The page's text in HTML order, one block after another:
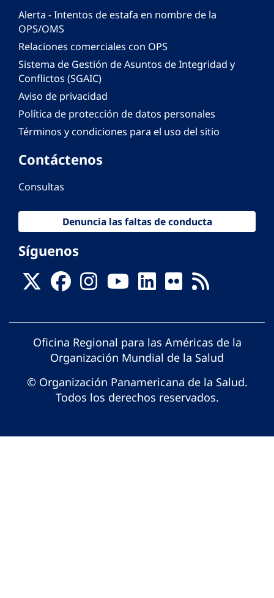
Alerta - Intentos de estafa en nombre de la
OPS/OMS
Relaciones comerciales con OPS
Sistema de Gestión de Asuntos de Integridad y
Conflictos (SGAIC)
Aviso de privacidad
Política de protección de datos personales
Términos y condiciones para el uso del sitio
Contáctenos
Consultas
Denuncia las faltas de conducta
Síguenos
Oficina Regional para las Américas de la
Organización Mundial de la Salud
© Organización Panamericana de la Salud.
Todos los derechos reservados.